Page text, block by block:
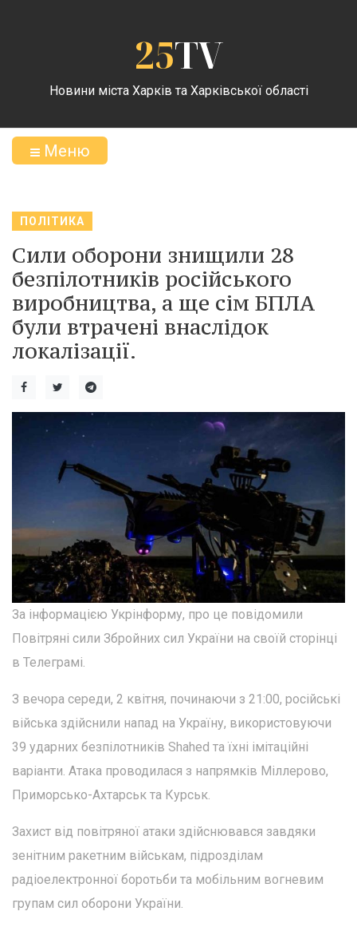
25TV
Новини міста Харків та Харківської області
Меню
ПОЛІТИКА
Сили оборони знищили 28
безпілотників російського
виробництва, а ще сім БПЛА
були втрачені внаслідок
локалізації.
За інформацією Укрінформу, про це повідомили
Повітряні сили Збройних сил України на своїй сторінці
в Телеграмі.
З вечора середи, 2 квітня, починаючи з 21:00, російські
війська здійснили напад на Україну, використовуючи
39 ударних безпілотників Shahed та їхні імітаційні
варіанти. Атака проводилася з напрямків Міллерово,
Приморсько-Ахтарськ та Курськ.
Захист від повітряної атаки здійснювався завдяки
зенітним ракетним військам, підрозділам
радіоелектронної боротьби та мобільним вогневим
групам сил оборони України.